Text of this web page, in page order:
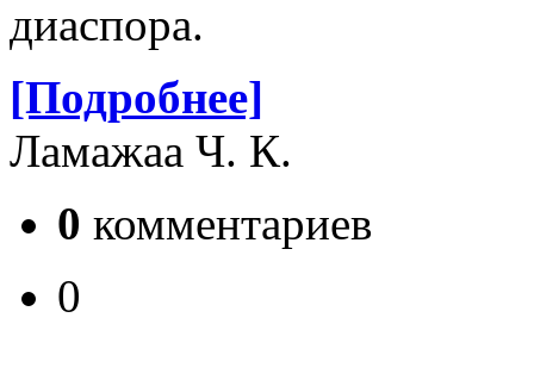
диаспора.
[Подробнее]
Ламажаа Ч. К.
0 комментариев
0